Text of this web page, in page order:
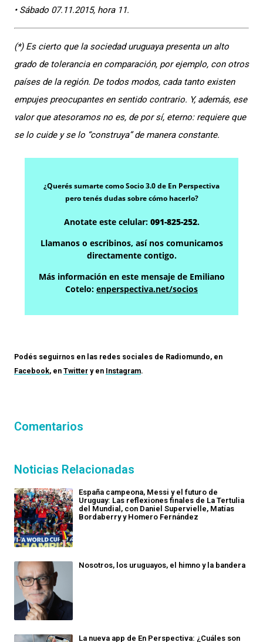
• Sábado 07.11.2015, hora 11.
(*) Es cierto que la sociedad uruguaya presenta un alto
grado de tolerancia en comparación, por ejemplo, con otros
países de la región. De todos modos, cada tanto existen
empujes preocupantes en sentido contrario. Y, además, ese
valor que atesoramos no es, de por sí, eterno: requiere que
se lo cuide y se lo “construya” de manera constante.
¿Querés sumarte como Socio 3.0 de En Perspectiva
pero tenés dudas sobre cómo hacerlo?
Anotate este celular: 091-825-252.
Llamanos o escribinos, así nos comunicamos
directamente contigo.
Más información en este mensaje de Emiliano
Cotelo: enperspectiva.net/socios
Podés seguirnos en las redes sociales de Radiomundo, en
Facebook, en Twitter y en Instagram.
Comentarios
Noticias Relacionadas
España campeona, Messi y el futuro de
Uruguay: Las reflexiones finales de La Tertulia
del Mundial, con Daniel Supervielle, Matías
Bordaberry y Homero Fernández
Nosotros, los uruguayos, el himno y la bandera
La nueva app de En Perspectiva: ¿Cuáles son